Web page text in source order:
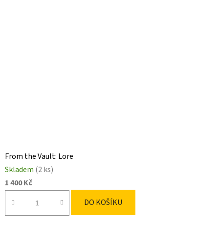
From the Vault: Lore
Skladem (2 ks)
1 400 Kč
DO KOŠÍKU